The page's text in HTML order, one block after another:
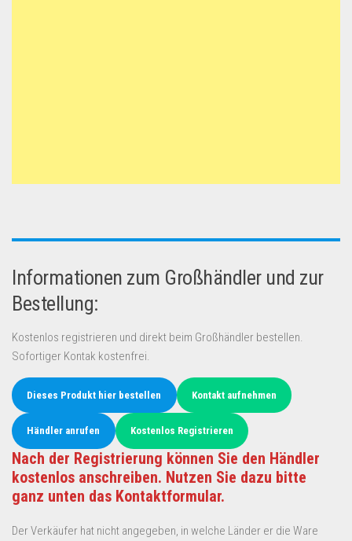
Informationen zum Großhändler und zur
Bestellung:
Kostenlos registrieren und direkt beim Großhändler bestellen.
Sofortiger Kontak kostenfrei.
Dieses Produkt hier bestellen Kontakt aufnehmen
Händler anrufen Kostenlos Registrieren
Nach der Registrierung können Sie den Händler
kostenlos anschreiben. Nutzen Sie dazu bitte
ganz unten das Kontaktformular.
Der Verkäufer hat nicht angegeben, in welche Länder er die Ware